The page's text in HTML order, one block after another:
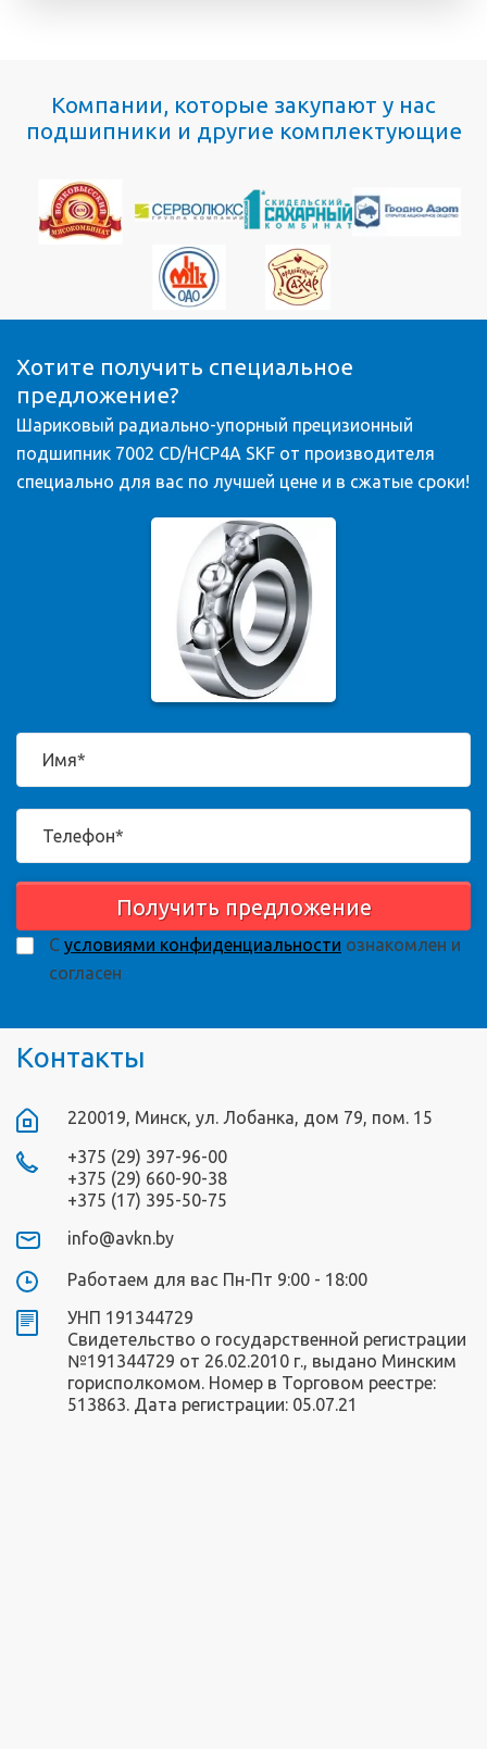
Компании, которые закупают у нас
подшипники и другие комплектующие
Хотите получить специальное
предложение?
Шариковый радиально-упорный прецизионный
подшипник 7002 CD/HCP4A SKF от производителя
специально для вас по лучшей цене и в сжатые сроки!
Получить предложение
С условиями конфиденциальности ознакомлен и
согласен
Контакты
220019, Минск, ул. Лобанка, дом 79, пом. 15
+375 (29) 397-96-00
+375 (29) 660-90-38
+375 (17) 395-50-75
info@avkn.by
Работаем для вас Пн-Пт 9:00 - 18:00
УНП 191344729
Свидетельство о государственной регистрации
№191344729 от 26.02.2010 г., выдано Минским
горисполкомом. Номер в Торговом реестре:
513863. Дата регистрации: 05.07.21